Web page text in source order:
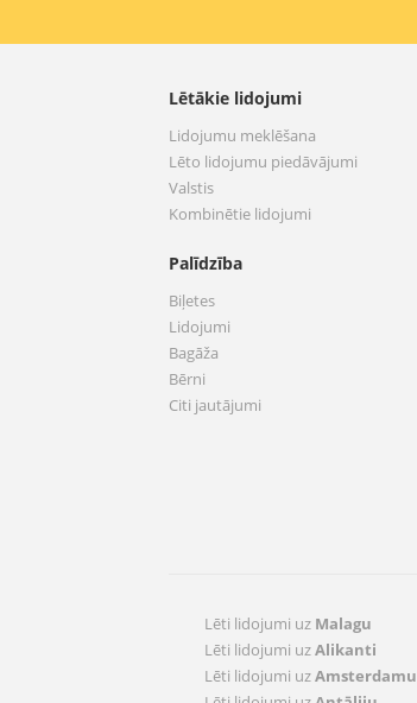
Lētākie lidojumi
Lidojumu meklēšana
Lēto lidojumu piedāvājumi
Valstis
Kombinētie lidojumi
Palīdzība
Biļetes
Lidojumi
Bagāža
Bērni
Citi jautājumi
Lēti lidojumi uz Malagu
Lēti lidojumi uzAlikanti
Lēti lidojumi uzAmsterdamu